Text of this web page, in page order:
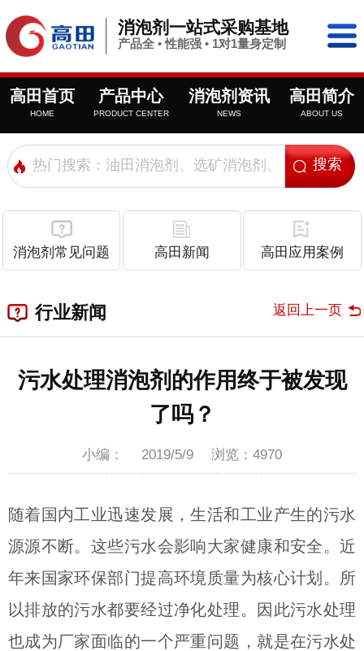
消泡剂一站式采购基地
产品全 • 性能强 • 1对1量身定制
高田首页
HOME
产品中心
PRODUCT CENTER
消泡剂资讯
NEWS
高田简介
ABOUT US
消泡剂常见问题 高田新闻 高田应用案例
行业新闻 返回上一页
污水处理消泡剂的作用终于被发现
了吗？
小编： 2019/5/9 浏览：4970
随着国内工业迅速发展，生活和工业产生的污水
源源不断。这些污水会影响大家健康和安全。近
年来国家环保部门提高环境质量为核心计划。所
以排放的污水都要经过净化处理。因此污水处理
也成为厂家面临的一个严重问题，就是在污水处